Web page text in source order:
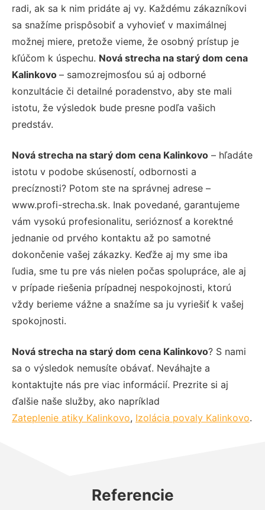
radi, ak sa k nim pridáte aj vy. Každému zákazníkovi
sa snažíme prispôsobiť a vyhovieť v maximálnej
možnej miere, pretože vieme, že osobný prístup je
kľúčom k úspechu. Nová strecha na starý dom cena
Kalinkovo – samozrejmosťou sú aj odborné
konzultácie či detailné poradenstvo, aby ste mali
istotu, že výsledok bude presne podľa vašich
predstáv.
Nová strecha na starý dom cena Kalinkovo – hľadáte
istotu v podobe skúseností, odbornosti a
precíznosti? Potom ste na správnej adrese –
www.profi-strecha.sk. Inak povedané, garantujeme
vám vysokú profesionalitu, serióznosť a korektné
jednanie od prvého kontaktu až po samotné
dokončenie vašej zákazky. Keďže aj my sme iba
ľudia, sme tu pre vás nielen počas spolupráce, ale aj
v prípade riešenia prípadnej nespokojnosti, ktorú
vždy berieme vážne a snažíme sa ju vyriešiť k vašej
spokojnosti.
Nová strecha na starý dom cena Kalinkovo? S nami
sa o výsledok nemusíte obávať. Neváhajte a
kontaktujte nás pre viac informácií. Prezrite si aj
ďalšie naše služby, ako napríklad
Zateplenie atiky Kalinkovo, Izolácia povaly Kalinkovo.
Referencie